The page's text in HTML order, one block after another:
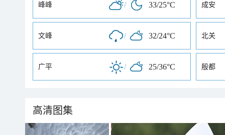
峰峰 / 33/25°C 成安
文峰 / 32/24°C 北关
广平 / 25/36°C 殷都
高清图集